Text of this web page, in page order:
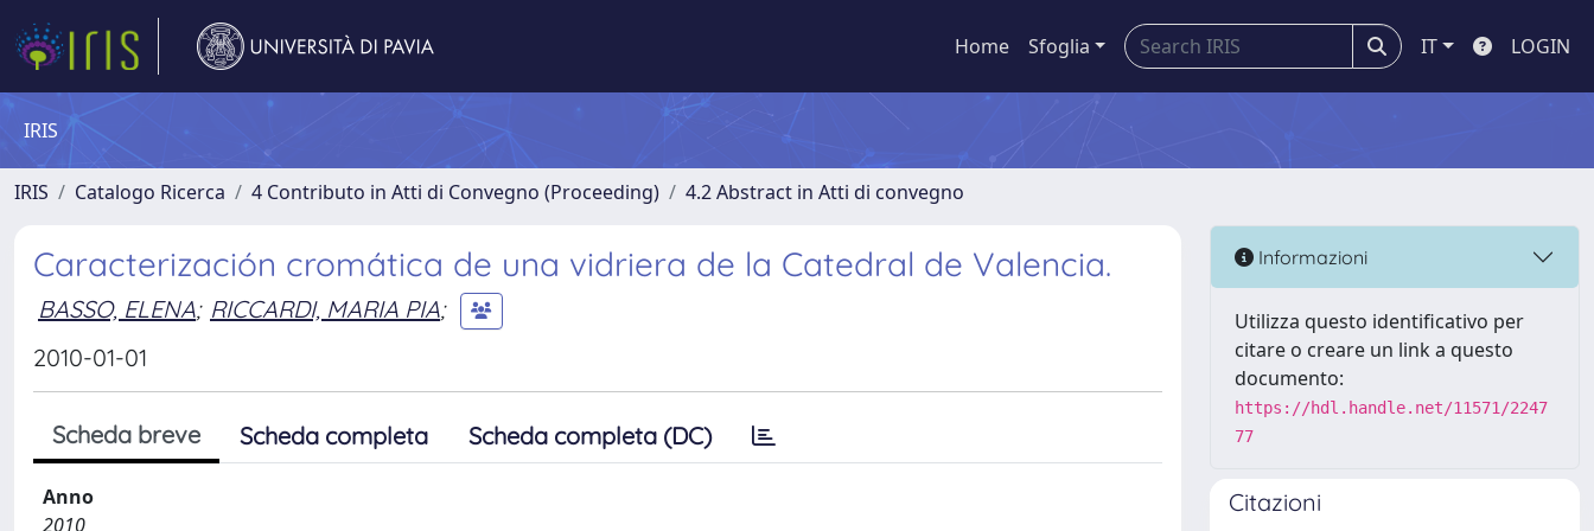
Home Sfoglia IT LOGIN
IRIS
IRIS Catalogo Ricerca 4 Contributo in Atti di Convegno (Proceeding) 4.2 Abstract in Atti di convegno
Caracterización cromática de una vidriera de la Catedral de Valencia.
BASSO, ELENA; RICCARDI, MARIA PIA;
2010-01-01
Scheda breve Scheda completa Scheda completa (DC)
Anno
2010
Informazioni
Utilizza questo identificativo per
citare o creare un link a questo
documento:
https://hdl.handle.net/11571/2247
77
Citazioni